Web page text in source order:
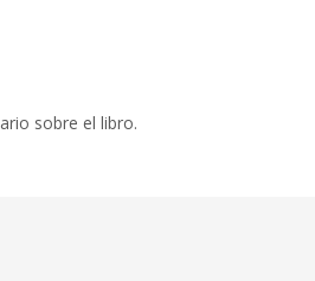
sobre el libro.